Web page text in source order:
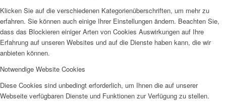
Klicken Sie auf die verschiedenen Kategorienüberschriften, um mehr zu
erfahren. Sie können auch einige Ihrer Einstellungen ändern. Beachten Sie,
dass das Blockieren einiger Arten von Cookies Auswirkungen auf Ihre
Erfahrung auf unseren Websites und auf die Dienste haben kann, die wir
anbieten können.
Notwendige Website Cookies
Diese Cookies sind unbedingt erforderlich, um Ihnen die auf unserer
Webseite verfügbaren Dienste und Funktionen zur Verfügung zu stellen.